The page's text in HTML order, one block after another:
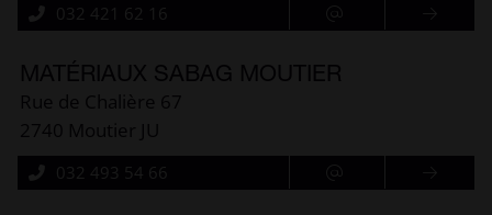
032 421 62 16
MATÉRIAUX SABAG MOUTIER
Rue de Chalière 67
2740 Moutier JU
032 493 54 66